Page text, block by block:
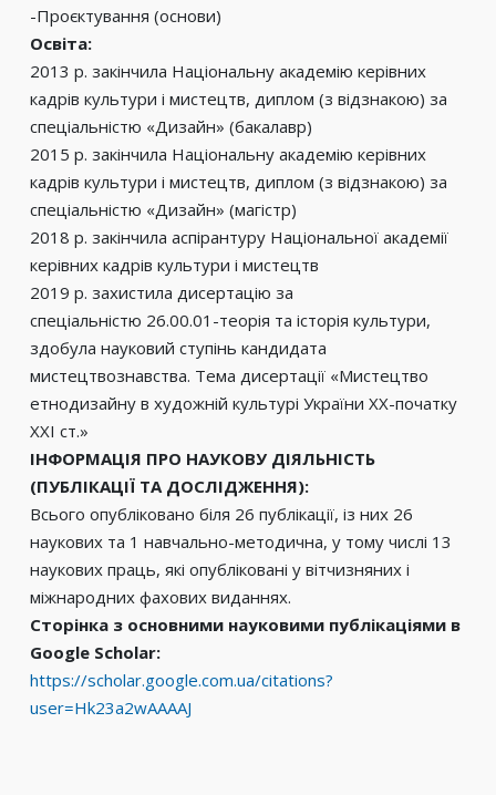
-Проєктування (основи)
Освіта:
2013 р. закінчила Національну академію керівних
кадрів культури і мистецтв, диплом (з відзнакою) за
спеціальністю «Дизайн» (бакалавр)
2015 р. закінчила Національну академію керівних
кадрів культури і мистецтв, диплом (з відзнакою) за
спеціальністю «Дизайн» (магістр)
2018 р. закінчила аспірантуру Національної академії
керівних кадрів культури і мистецтв
2019 р. захистила дисертацію за
спеціальністю 26.00.01-теорія та історія культури,
здобула науковий ступінь кандидата
мистецтвознавства. Тема дисертації «Мистецтво
етнодизайну в художній культурі України XX-початку
XXI ст.»
ІНФОРМАЦІЯ ПРО НАУКОВУ ДІЯЛЬНІСТЬ
(ПУБЛІКАЦІЇ ТА ДОСЛІДЖЕННЯ):
Всього опубліковано біля 26 публікації, із них 26
наукових та 1 навчально-методична, у тому числі 13
наукових праць, які опубліковані у вітчизняних і
міжнародних фахових виданнях.
Сторінка з основними науковими публікаціями в
Google Scholar:
https://scholar.google.com.ua/citations?
user=Hk23a2wAAAAJ